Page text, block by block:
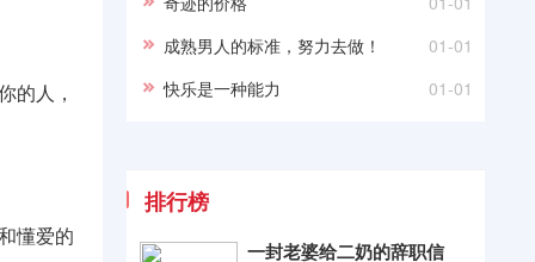
的人，
懂爱的
01-01
成熟男人的标准，努力去做！
01-01
快乐是一种能力
排行榜
一封老婆给二奶的辞职信